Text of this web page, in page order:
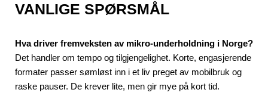
VANLIGE SPØRSMÅL
Hva driver fremveksten av mikro‑underholdning i Norge?
Det handler om tempo og tilgjengelighet. Korte, engasjerende
formater passer sømløst inn i et liv preget av mobilbruk og
raske pauser. De krever lite, men gir mye på kort tid.